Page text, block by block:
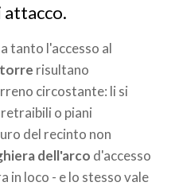
attacco.
tanto l'accesso al
torre risultano
circostante: li si
o piani
del recinto non
dell'arco d'accesso
in loco - e lo stesso vale